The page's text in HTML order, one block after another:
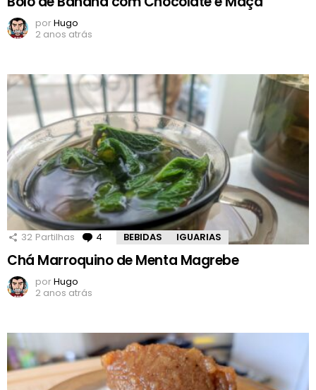
porHugo
2 anos atrás
32 Partilhas 4 Comentários
BEBIDAS IGUARIAS
Chá Marroquino de Menta Magrebe
porHugo
2 anos atrás